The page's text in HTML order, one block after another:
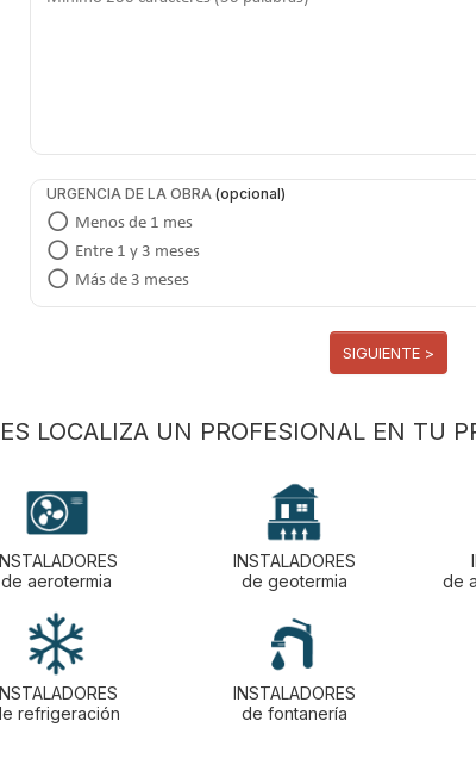
URGENCIA DE LA OBRA
Menos de 1 mes
Entre 1 y 3 meses
Más de 3 meses
SIGUIENTE >
LOCALIZA UN PROFESIONAL EN TU
de aerotermia
INSTALADORES
de geotermia
de
refrigeración
INSTALADORES
de fontanería